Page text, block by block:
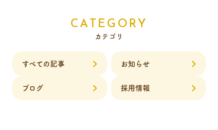
CATEGORY
カテゴリ
すべての記事 お知らせ
ブログ 採用情報